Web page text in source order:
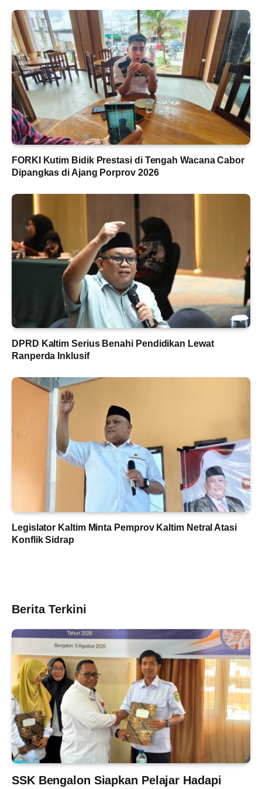
FORKI Kutim Bidik Prestasi di Tengah Wacana Cabor
Dipangkas di Ajang Porprov 2026
DPRD Kaltim Serius Benahi Pendidikan Lewat
Ranperda Inklusif
Legislator Kaltim Minta Pemprov Kaltim Netral Atasi
Konflik Sidrap
Berita Terkini
SSK Bengalon Siapkan Pelajar Hadapi